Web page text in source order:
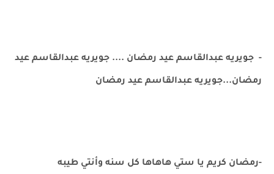
- جويريه عبدالقاسم عيد رمضان .... جويريه عبدالقاسم عيد
رمضان...جويريه عبدالقاسم عيد رمضان
-رمضان كريم يا ستي هاهاها كل سنه وأنتي طيبه